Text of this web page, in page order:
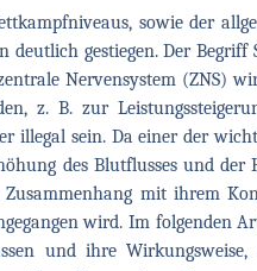
sowie der
gestiegen. Der Begriff
Nervensystem (ZNS)
z. B. zur
illegal sein. Da einer der
des Blutflusses und der
mit ihrem
wird. Im folgenden
und ihre